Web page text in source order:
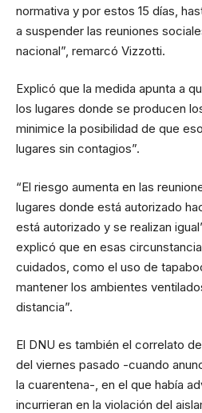
normativa y por estos 15 días,
a suspender las reuniones
nacional”, remarcó Vizzotti.
Explicó que la medida apunta a
los lugares donde se producen
minimice la posibilidad de que
lugares sin contagios”.
“El riesgo aumenta en las
lugares donde está autorizado
está autorizado y se realizan
explicó que en esas
cuidados, como el uso de
mantener los ambientes
distancia”.
El DNU es también el correlato
del viernes pasado -cuando
la cuarentena-, en el que había
incurrieran en la violación del